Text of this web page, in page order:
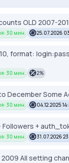
OLD 2007-
30 мин. 25.07.2026
format:
30 мин. 2%
December Some
30 мин. 04.12.2025
+
30 мин. 31.07.2026
All setting